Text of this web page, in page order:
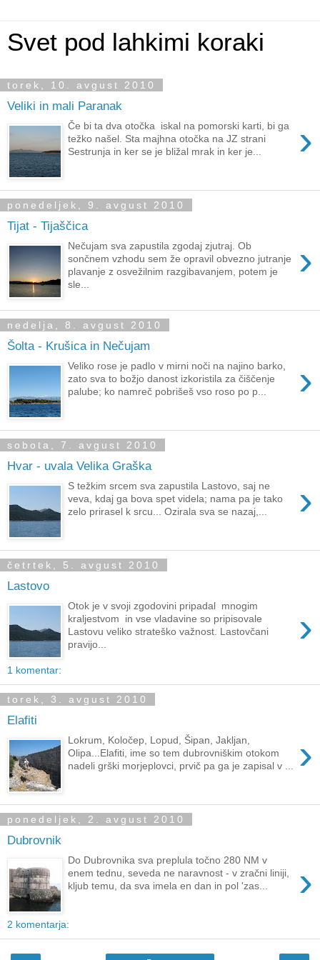
Svet pod lahkimi koraki
torek, 10. avgust 2010
Veliki in mali Paranak
›
Če bi ta dva otočka iskal na pomorski karti, bi ga
težko našel. Sta majhna otočka na JZ strani
Sestrunja in ker se je bližal mrak in ker je...
ponedeljek, 9. avgust 2010
Tijat - Tijaščica
›
Nečujam sva zapustila zgodaj zjutraj. Ob
sončnem vzhodu sem že opravil obvezno jutranje
plavanje z osvežilnim razgibavanjem, potem je
sle...
nedelja, 8. avgust 2010
Šolta - Krušica in Nečujam
›
Veliko rose je padlo v mirni noči na najino barko,
zato sva to božjo danost izkoristila za čiščenje
palube; ko namreč pobrišeš vso roso po p...
sobota, 7. avgust 2010
Hvar - uvala Velika Graška
›
S težkim srcem sva zapustila Lastovo, saj ne
veva, kdaj ga bova spet videla; nama pa je tako
zelo prirasel k srcu... Ozirala sva se nazaj,...
četrtek, 5. avgust 2010
Lastovo
›
Otok je v svoji zgodovini pripadal mnogim
kraljestvom in vse vladavine so pripisovale
Lastovu veliko strateško važnost. Lastovčani
pravijo...
1 komentar:
torek, 3. avgust 2010
Elafiti
›
Lokrum, Koločep, Lopud, Šipan, Jakljan,
Olipa...Elafiti, ime so tem dubrovniškim otokom
nadeli grški morjeplovci, prvič pa ga je zapisal v ...
ponedeljek, 2. avgust 2010
Dubrovnik
›
Do Dubrovnika sva preplula točno 280 NM v
enem tednu, seveda ne naravnost - v zračni liniji,
kljub temu, da sva imela en dan in pol 'zas...
2 komentarja: